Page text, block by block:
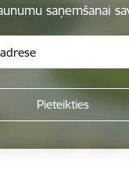
saņemšanai